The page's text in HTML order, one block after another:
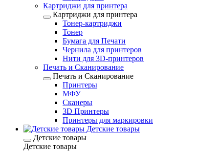
Картриджи для принтера
Картриджи для принтера
Тонер-картриджи
Тонер
Бумага для Печати
Чернила для принтеров
Нити для 3D-принтеров
Печать и Сканирование
Печать и Сканирование
Принтеры
МФУ
Сканеры
3D Принтеры
Принтеры для маркировки
Детские товары
Детские товары
Детские товары